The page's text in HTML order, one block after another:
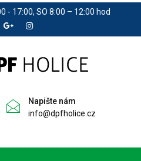
- 17:00, SO 8:00 – 12:00 hod
Napište nám
info@dpfholice.cz